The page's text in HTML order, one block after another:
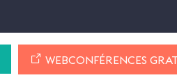
WEBCONFÉRENCES